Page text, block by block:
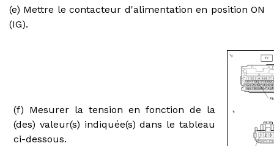
(e) Mettre le contacteur d'alimentation en position ON
(IG).
(f) Mesurer la tension en fonction de la
(des) valeur(s) indiquée(s) dans le tableau
ci-dessous.